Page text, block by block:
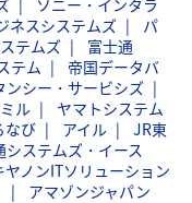
ソニー・インタラ
ネスシステムズ
パ
テムズ
富士通
テム
帝国データバ
ンシー・サービシズ
ル
ヤマトシステム
なび アイル
JR東
システムズ・イース
ヤノンITソリューション
アマゾンジャパン